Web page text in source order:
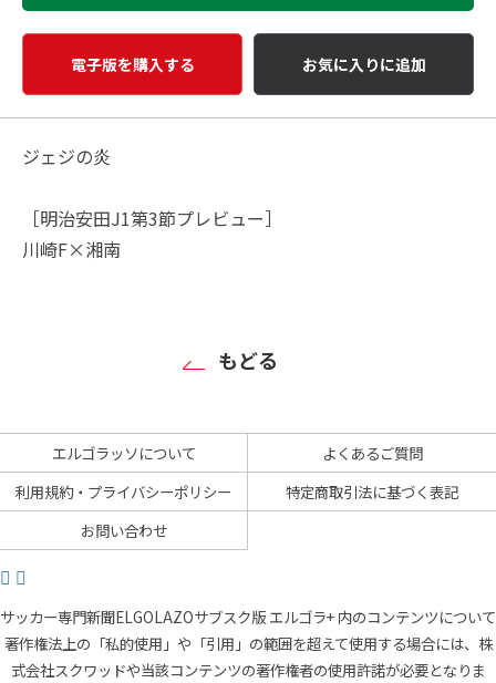
電子版を購入する お気に入りに追加
ジェジの炎
［明治安田J1第3節プレビュー］
川崎F×湘南
もどる
エルゴラッソについて
よくあるご質問
利用規約・プライバシーポリシー
特定商取引法に基づく表記
お問い合わせ
サッカー専門新聞ELGOLAZOサブスク版 エルゴラ+ 内のコンテンツについて
著作権法上の「私的使用」や「引用」の範囲を超えて使用する場合には、株
式会社スクワッドや当該コンテンツの著作権者の使用許諾が必要となりま